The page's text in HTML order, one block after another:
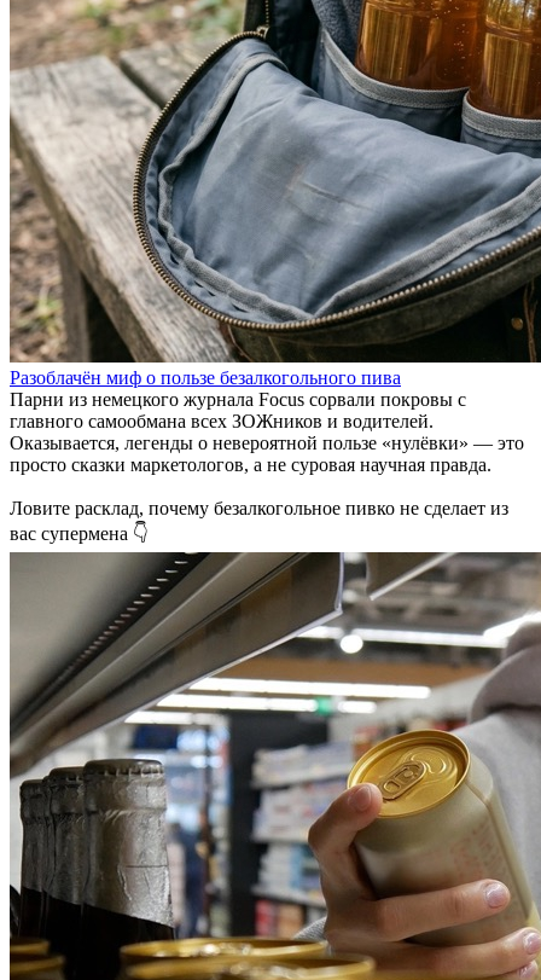
Разоблачён миф о пользе безалкогольного пива
Парни из немецкого журнала Focus сорвали покровы с
главного самообмана всех ЗОЖников и водителей.
Оказывается, легенды о невероятной пользе «нулёвки» — это
просто сказки маркетологов, а не суровая научная правда.
Ловите расклад, почему безалкогольное пивко не сделает из
вас супермена 👇